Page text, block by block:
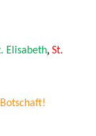
Elisabeth, St.